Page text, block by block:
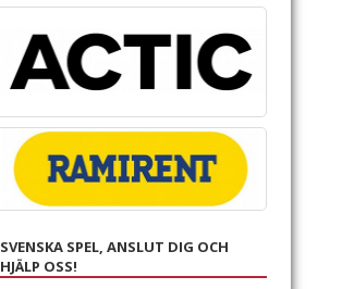
SVENSKA SPEL, ANSLUT DIG OCH
HJÄLP OSS!